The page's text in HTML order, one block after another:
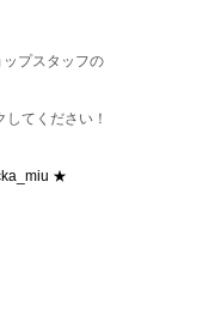
プスタッフの
てください！
★